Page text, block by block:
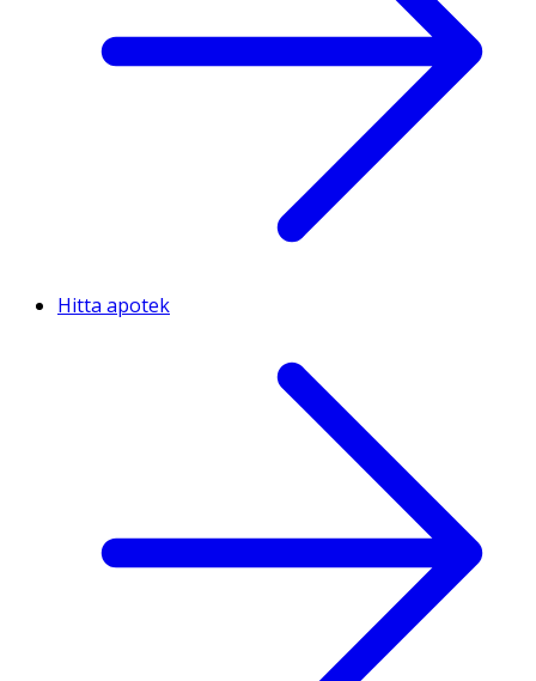
Hitta apotek